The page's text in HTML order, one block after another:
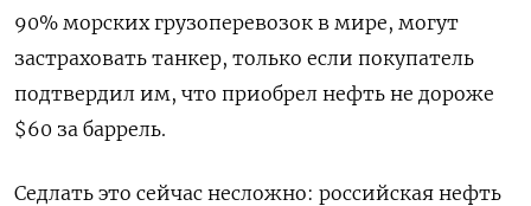
90% морских грузоперевозок в мире, могут
застраховать танкер, только если покупатель
подтвердил им, что приобрел нефть не дороже
$60 за баррель.
Седлать это сейчас несложно: российская нефть